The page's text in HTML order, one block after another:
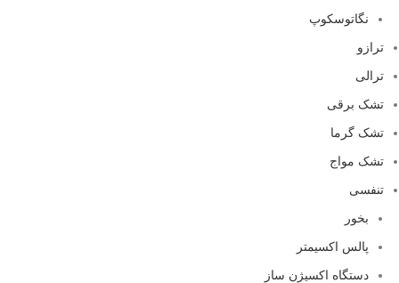
نگاتوسکوپ
ترازو
ترالی
تشک برقی
تشک گرما
تشک مواج
تنفسی
بخور
پالس اکسیمتر
دستگاه اکسیژن ساز